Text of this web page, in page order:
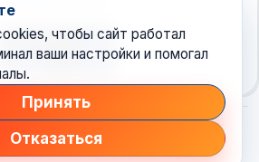
•новостной агрегатор рунета
чтобы сайт работал
ваши настройки и помогал
Принять
Отказаться